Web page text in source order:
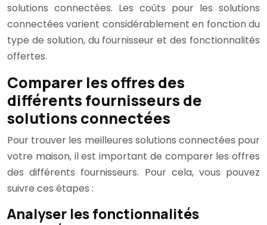
solutions connectées. Les coûts pour les solutions
connectées varient considérablement en fonction du
type de solution, du fournisseur et des fonctionnalités
offertes.
Comparer les offres des
différents fournisseurs de
solutions connectées
Pour trouver les meilleures solutions connectées pour
votre maison, il est important de comparer les offres
des différents fournisseurs. Pour cela, vous pouvez
suivre ces étapes :
Analyser les fonctionnalités